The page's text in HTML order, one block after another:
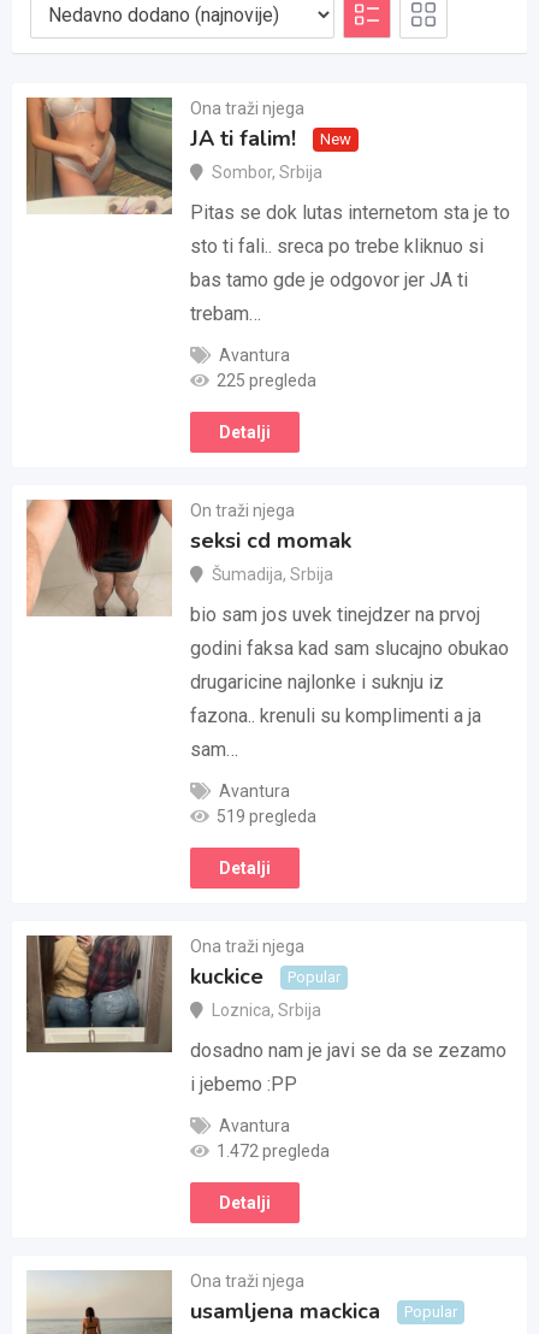
Ona traži njega
JA ti falim! New
Sombor, Srbija
Pitas se dok lutas internetom sta je to
sto ti fali.. sreca po trebe kliknuo si
bas tamo gde je odgovor jer JA ti
trebam…
Avantura
225 pregleda
Detalji
On traži njega
seksi cd momak
Šumadija, Srbija
bio sam jos uvek tinejdzer na prvoj
godini faksa kad sam slucajno obukao
drugaricine najlonke i suknju iz
fazona.. krenuli su komplimenti a ja
sam…
Avantura
519 pregleda
Detalji
Ona traži njega
kuckice Popular
Loznica, Srbija
dosadno nam je javi se da se zezamo
i jebemo :PP
Avantura
1.472 pregleda
Detalji
Ona traži njega
usamljena mackica Popular